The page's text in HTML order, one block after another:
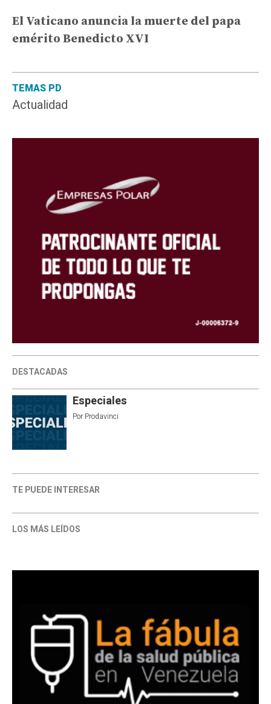
TEMAS PD
Actualidad
DESTACADAS
Especiales
Por Prodavinci
TE PUEDE INTERESAR
LOS MÁS LEÍDOS
El Vaticano anuncia la muerte del papa
emérito Benedicto XVI